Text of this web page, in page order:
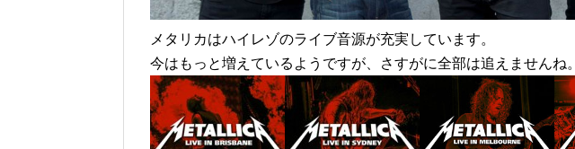
メタリカはハイレゾのライブ音源が充実しています。
今はもっと増えているようですが、さすがに全部は追えませんね。